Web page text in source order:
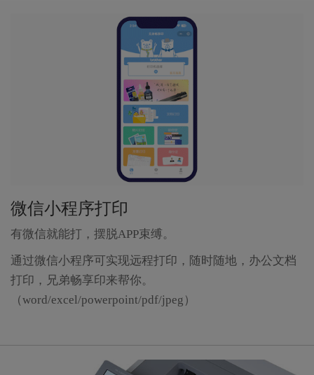
微信小程序打印
有微信就能打，摆脱APP束缚。
通过微信小程序可实现远程打印，随时随地，办公文档
打印，兄弟畅享印来帮你。
（word/excel/powerpoint/pdf/jpeg）